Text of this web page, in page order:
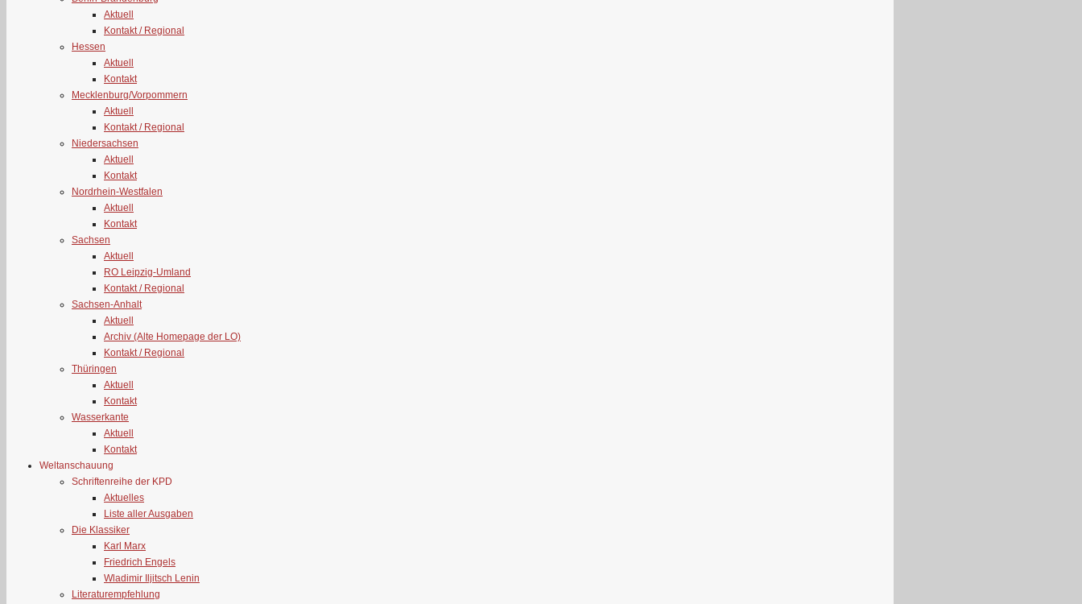
Aktuell
Kontakt / Regional
Hessen
Aktuell
Kontakt
Mecklenburg/Vorpommern
Aktuell
Kontakt / Regional
Niedersachsen
Aktuell
Kontakt
Nordrhein-Westfalen
Aktuell
Kontakt
Sachsen
Aktuell
RO Leipzig-Umland
Kontakt / Regional
Sachsen-Anhalt
Aktuell
Archiv (Alte Homepage der LO)
Kontakt / Regional
Thüringen
Aktuell
Kontakt
Wasserkante
Aktuell
Kontakt
Weltanschauung
Schriftenreihe der KPD
Aktuelles
Liste aller Ausgaben
Die Klassiker
Karl Marx
Friedrich Engels
Wladimir Iljitsch Lenin
Literaturempfehlung